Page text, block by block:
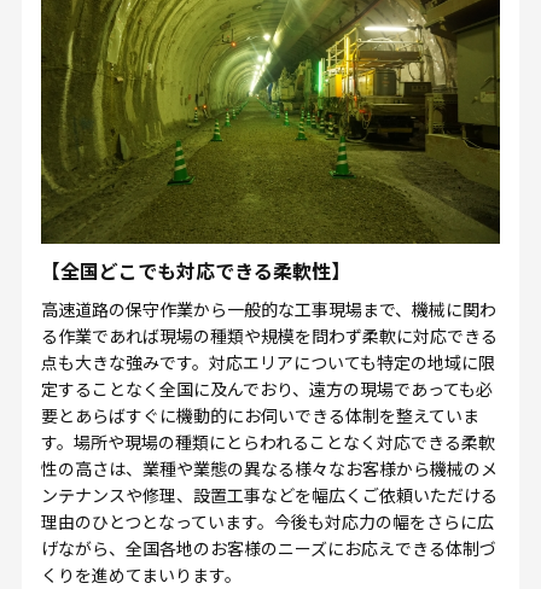
【全国どこでも対応できる柔軟性】
高速道路の保守作業から一般的な工事現場まで、機械に関わ
る作業であれば現場の種類や規模を問わず柔軟に対応できる
点も大きな強みです。対応エリアについても特定の地域に限
定することなく全国に及んでおり、遠方の現場であっても必
要とあらばすぐに機動的にお伺いできる体制を整えていま
す。場所や現場の種類にとらわれることなく対応できる柔軟
性の高さは、業種や業態の異なる様々なお客様から機械のメ
ンテナンスや修理、設置工事などを幅広くご依頼いただける
理由のひとつとなっています。今後も対応力の幅をさらに広
げながら、全国各地のお客様のニーズにお応えできる体制づ
くりを進めてまいります。